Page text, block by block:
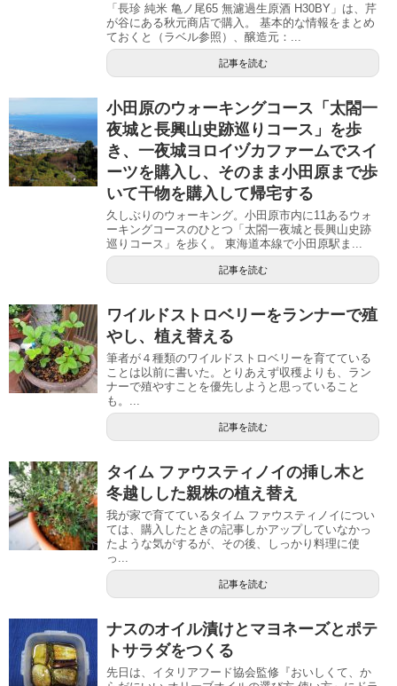
「長珍 純米 亀ノ尾65 無濾過生原酒 H30BY」は、芹
が谷にある秋元商店で購入。 基本的な情報をまとめ
ておくと（ラベル参照）、醸造元：...
記事を読む
小田原のウォーキングコース「太閤一
夜城と長興山史跡巡りコース」を歩
き、一夜城ヨロイヅカファームでスイ
ーツを購入し、そのまま小田原まで歩
いて干物を購入して帰宅する
久しぶりのウォーキング。小田原市内に11あるウォ
ーキングコースのひとつ「太閤一夜城と長興山史跡
巡りコース」を歩く。 東海道本線で小田原駅ま...
記事を読む
ワイルドストロベリーをランナーで殖
やし、植え替える
筆者が４種類のワイルドストロベリーを育てている
ことは以前に書いた。とりあえず収穫よりも、ラン
ナーで殖やすことを優先しようと思っていること
も。...
記事を読む
タイム ファウスティノイの挿し木と
冬越しした親株の植え替え
我が家で育てているタイム ファウスティノイについ
ては、購入したときの記事しかアップしていなかっ
たような気がするが、その後、しっかり料理に使
っ...
記事を読む
ナスのオイル漬けとマヨネーズとポテ
トサラダをつくる
先日は、イタリアフード協会監修『おいしくて、か